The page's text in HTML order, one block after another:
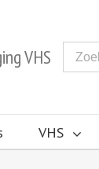
VHS
VHS